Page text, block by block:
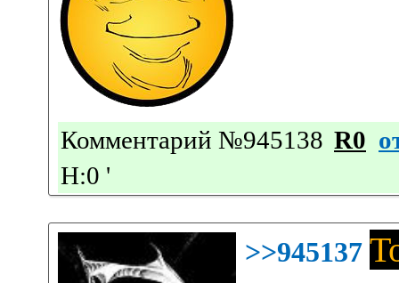
Комментарий №945138 R0
Н:0 '
>>945137